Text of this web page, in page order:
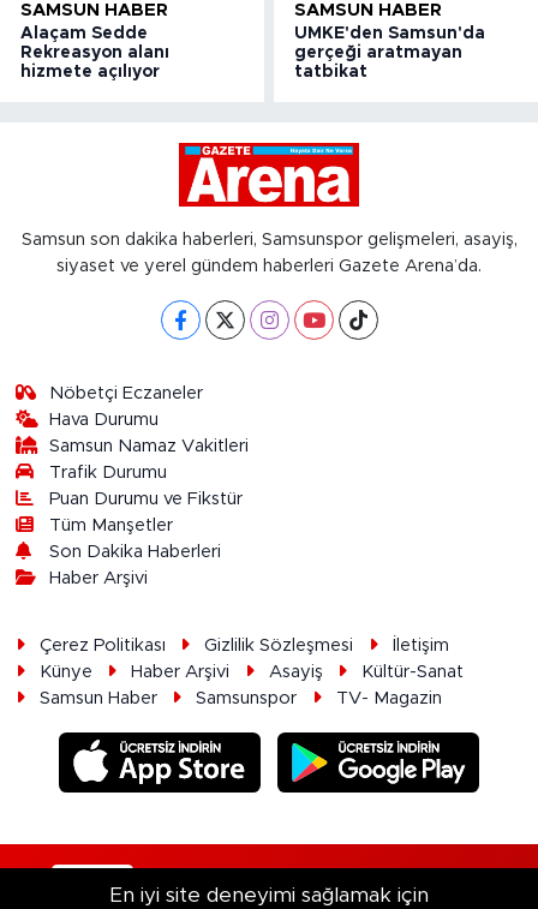
SAMSUN HABER
Alaçam Sedde
Rekreasyon alanı
hizmete açılıyor
SAMSUN HABER
UMKE'den Samsun'da
gerçeği aratmayan
tatbikat
Samsun son dakika haberleri, Samsunspor gelişmeleri, asayiş,
siyaset ve yerel gündem haberleri Gazete Arena’da.
Nöbetçi Eczaneler
Hava Durumu
Samsun Namaz Vakitleri
Trafik Durumu
Puan Durumu ve Fikstür
Tüm Manşetler
Son Dakika Haberleri
Haber Arşivi
Çerez Politikası Gizlilik Sözleşmesi
İletişim
Künye
Haber Arşivi Asayiş
Kültür-Sanat
Samsun Haber
Samsunspor TV- Magazin
En iyi site deneyimi sağlamak için